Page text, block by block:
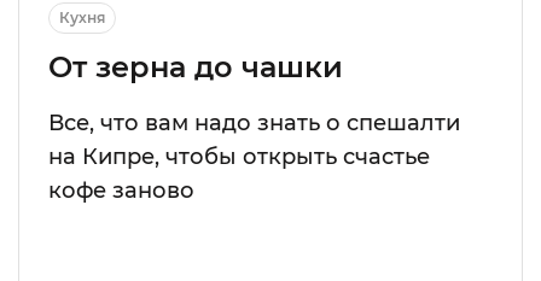
Кухня
От зерна до чашки
Все, что вам надо знать о спешалти
на Кипре, чтобы открыть счастье
кофе заново